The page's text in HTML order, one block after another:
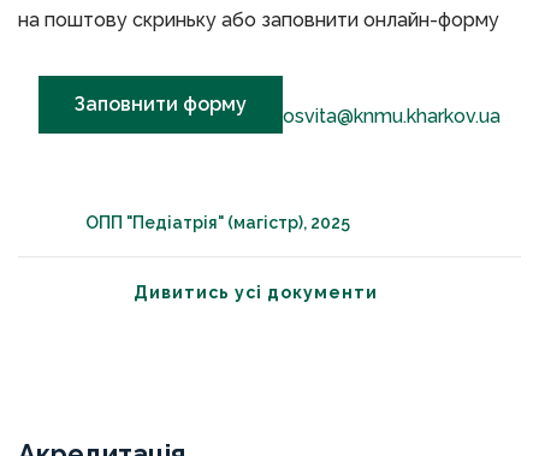
на поштову скриньку або заповнити онлайн-форму
Заповнити форму
osvita@knmu.kharkov.ua
ОПП "Педіатрія" (магістр), 2025
Дивитись усі документи